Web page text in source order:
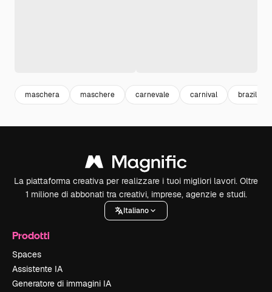
maschera maschere carnevale carnival brazil
La piattaforma creativa per realizzare i tuoi migliori lavori. Oltre
1 milione di abbonati tra creativi, imprese, agenzie e studi.
Italiano
Prodotti
Spaces
Assistente IA
Generatore di immagini IA